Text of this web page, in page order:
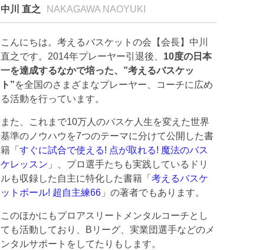
中川 直之 NAKAGAWA NAOYUKI
こんにちは。考えるバスケットの会【会長】中川
直之です。2014年プレーヤー引退後、 10度の日本
一を達成するなかで培った、”考えるバスケッ
ト”を全国のさまざまなプレーヤー、コーチに広め
る活動を行っています。
また、これまで10万人のバスケ人生を変えた世界
基準のノウハウを7つのテーマに分けて公開した書
籍「すぐに試合で使える! 点が取れる! 魔法のバス
ケレッスン 」、プロ選手たちも実践しているドリ
ルも収録した自主に特化した書籍「考えるバスケ
ットボール! 超自主練66 」の著者でもあります。
このほかにもプロアスリートメンタルコーチとし
ても活動しており、Bリーグ、実業団選手などのメ
ンタルサポートをしてたりもします。